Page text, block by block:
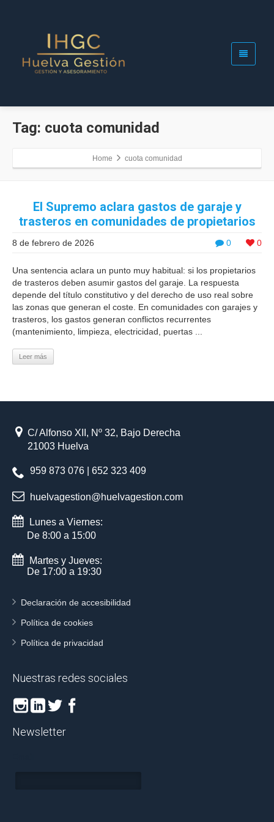
Tag: cuota comunidad
Home cuota comunidad
El Supremo aclara gastos de garaje y
trasteros en comunidades de propietarios
0 0
8 de febrero de 2026
Una sentencia aclara un punto muy habitual: si los propietarios
de trasteros deben asumir gastos del garaje. La respuesta
depende del título constitutivo y del derecho de uso real sobre
las zonas que generan el coste. En comunidades con garajes y
trasteros, los gastos generan conflictos recurrentes
(mantenimiento, limpieza, electricidad, puertas ...
Leer más
C/ Alfonso XII, Nº 32, Bajo Derecha
21003 Huelva
959 873 076 | 652 323 409
huelvagestion@huelvagestion.com
Lunes a Viernes:
De 8:00 a 15:00
Martes y Jueves:
De 17:00 a 19:30
Declaración de accesibilidad
Política de cookies
Política de privacidad
Nuestras redes sociales
Newsletter